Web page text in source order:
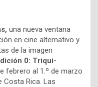
una nueva ventana
en cine alternativo y
de la imagen
0: Triqui-
febrero al 1.º de marzo
Costa Rica. Las